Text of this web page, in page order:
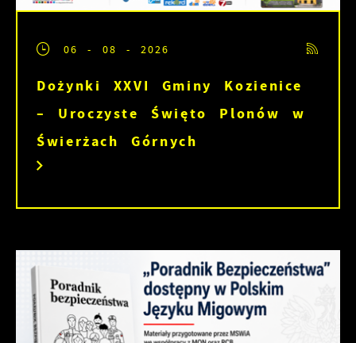
06 - 08 - 2026
Dożynki XXVI Gminy Kozienice
– Uroczyste Święto Plonów w
Świerżach Górnych